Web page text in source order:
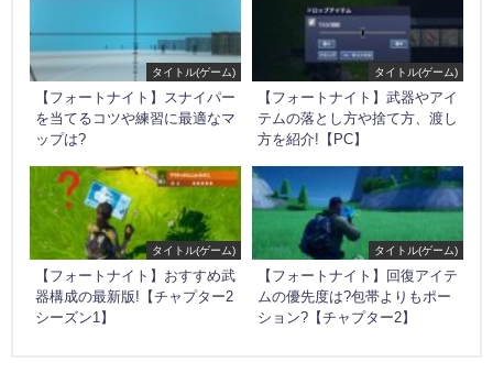
タイトル(ゲーム)
【フォートナイト】スナイパー
を当てるコツや練習に最適なマ
ップは?
タイトル(ゲーム)
【フォートナイト】武器やアイ
テムの落とし方や捨て方、渡し
方を紹介!【PC】
タイトル(ゲーム)
【フォートナイト】おすすめ武
器構成の最新版!【チャプター2
シーズン1】
タイトル(ゲーム)
【フォートナイト】回復アイテ
ムの優先度は?包帯よりもポー
ション?【チャプター2】